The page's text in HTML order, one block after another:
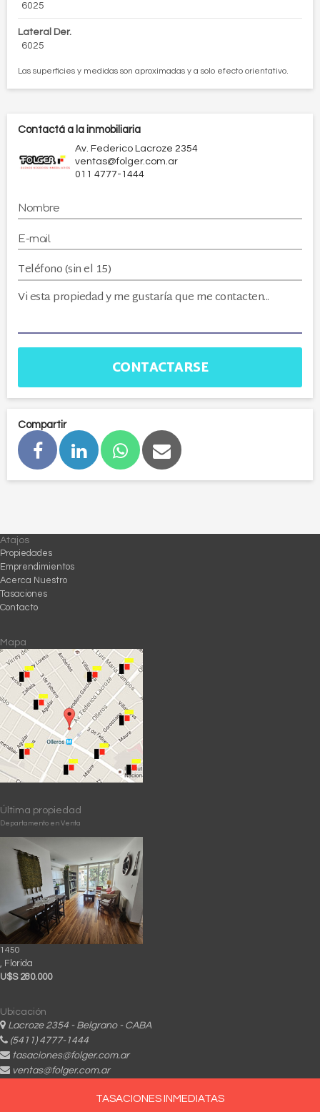
6025
Lateral Der.
6025
Las superficies y medidas son aproximadas y a solo efecto orientativo.
Contactá a la inmobiliaria
Av. Federico Lacroze 2354
ventas@folger.com.ar
011 4777-1444
CONTACTARSE
Compartir
Atajos
Propiedades
Emprendimientos
Acerca Nuestro
Tasaciones
Contacto
Mapa
Última propiedad
Departamento en Venta
1450
, Florida
U$S 280.000
Ubicación
Lacroze 2354 - Belgrano - CABA
(5411) 4777-1444
tasaciones@folger.com.ar
ventas@folger.com.ar
TASACIONES INMEDIATAS